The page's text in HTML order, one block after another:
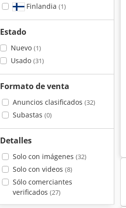
Finlandia (1)
Estado
Nuevo (1)
Usado (31)
Formato de venta
Anuncios clasificados (32)
Subastas (0)
Detalles
Solo con imágenes (32)
Solo con videos (8)
Sólo comerciantes
verificados (27)